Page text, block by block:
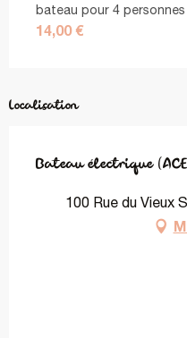
bateau pour 4 personnes
14,00 €
Localisation
Bateau électrique
100 Rue du Vieux